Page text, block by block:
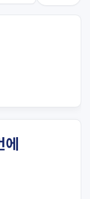
에